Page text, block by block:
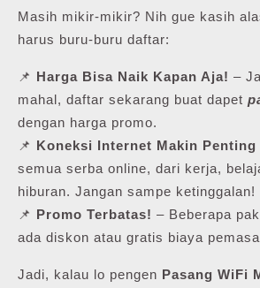
Masih mikir-mikir? Nih gue kasih
harus buru-buru daftar:
📌 Harga Bisa Naik Kapan Aja! –
mahal, daftar sekarang buat dapet
dengan harga promo.
📌 Koneksi Internet Makin Penting
semua serba online, dari kerja,
hiburan. Jangan sampe ketinggalan!
📌 Promo Terbatas! – Beberapa
ada diskon atau gratis biaya
Jadi, kalau lo pengen Pasang WiFi